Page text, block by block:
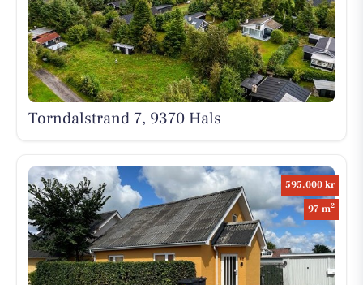
Torndalstrand 7, 9370 Hals
595.000 kr
97 m2